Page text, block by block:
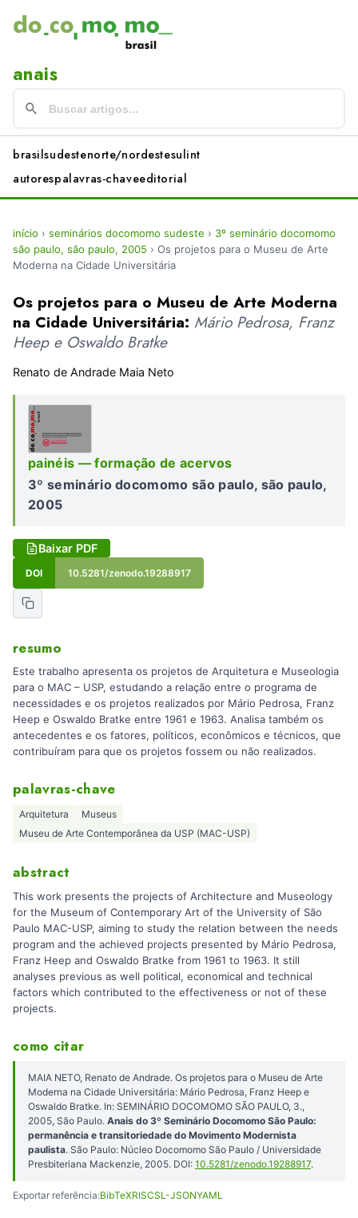
anais
brasilsudestenorte/nordestesulint
autorespalavras-chaveeditorial
início › seminários docomomo sudeste › 3º seminário docomomo
são paulo, são paulo, 2005 › Os projetos para o Museu de Arte
Moderna na Cidade Universitária
Os projetos para o Museu de Arte Moderna
na Cidade Universitária: Mário Pedrosa, Franz
Heep e Oswaldo Bratke
Renato de Andrade Maia Neto
painéis — formação de acervos
3º seminário docomomo são paulo, são paulo,
2005
Baixar PDF
DOI 10.5281/zenodo.19288917
resumo
Este trabalho apresenta os projetos de Arquitetura e Museologia
para o MAC – USP, estudando a relação entre o programa de
necessidades e os projetos realizados por Mário Pedrosa, Franz
Heep e Oswaldo Bratke entre 1961 e 1963. Analisa também os
antecedentes e os fatores, políticos, econômicos e técnicos, que
contribuíram para que os projetos fossem ou não realizados.
palavras-chave
Arquitetura
Museus
Museu de Arte Contemporânea da USP (MAC-USP)
abstract
This work presents the projects of Architecture and Museology
for the Museum of Contemporary Art of the University of São
Paulo MAC-USP, aiming to study the relation between the needs
program and the achieved projects presented by Mário Pedrosa,
Franz Heep and Oswaldo Bratke from 1961 to 1963. It still
analyses previous as well political, economical and technical
factors which contributed to the effectiveness or not of these
projects.
como citar
MAIA NETO, Renato de Andrade. Os projetos para o Museu de Arte
Moderna na Cidade Universitária: Mário Pedrosa, Franz Heep e
Oswaldo Bratke. In: SEMINÁRIO DOCOMOMO SÃO PAULO, 3.,
2005, São Paulo. Anais do 3º Seminário Docomomo São Paulo:
permanência e transitoriedade do Movimento Modernista
paulista. São Paulo: Núcleo Docomomo São Paulo / Universidade
Presbiteriana Mackenzie, 2005. DOI: 10.5281/zenodo.19288917.
Exportar referência:BibTeXRISCSL-JSONYAML